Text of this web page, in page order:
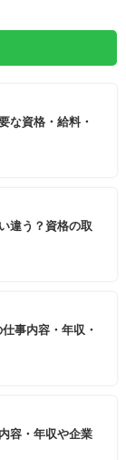
な資格・給料・
違う？資格の取
事内容・年収・
容・年収や企業